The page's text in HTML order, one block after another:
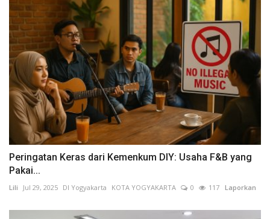
Peringatan Keras dari Kemenkum DIY: Usaha F&B yang
Pakai...
Lili Jul 29, 2025 DI Yogyakarta KOTA YOGYAKARTA 0 117 Laporkan